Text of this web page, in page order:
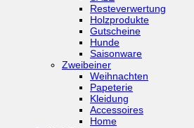
Resteverwertung
Holzprodukte
Gutscheine
Hunde
Saisonware
Zweibeiner
Weihnachten
Papeterie
Kleidung
Accessoires
Home